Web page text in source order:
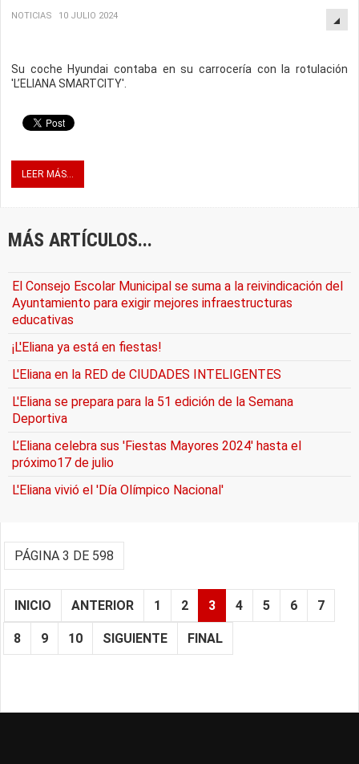
NOTICIAS 10 JULIO 2024
Su coche Hyundai contaba en su carrocería con la rotulación
'L’ELIANA SMARTCITY'.
LEER MÁS...
MÁS ARTÍCULOS...
El Consejo Escolar Municipal se suma a la reivindicación del
Ayuntamiento para exigir mejores infraestructuras
educativas
¡L'Eliana ya está en fiestas!
L'Eliana en la RED de CIUDADES INTELIGENTES
L'Eliana se prepara para la 51 edición de la Semana
Deportiva
L’Eliana celebra sus 'Fiestas Mayores 2024' hasta el
próximo17 de julio
L'Eliana vivió el 'Día Olímpico Nacional'
PÁGINA 3 DE 598
INICIO ANTERIOR 1 2 3 4 5 6 7
8 9 10 SIGUIENTE FINAL